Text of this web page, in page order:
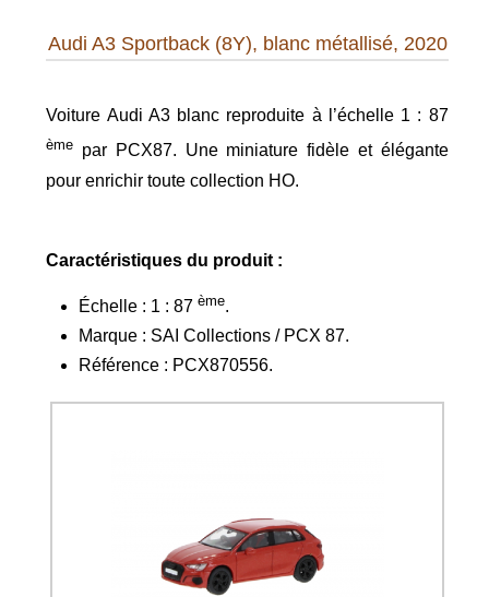
Audi A3 Sportback (8Y), blanc métallisé, 2020
Voiture Audi A3 blanc reproduite à l’échelle 1 : 87
ème par PCX87. Une miniature fidèle et élégante
pour enrichir toute collection HO.
Caractéristiques du produit :
Échelle : 1 : 87ème.
Marque : SAI Collections / PCX 87.
Référence : PCX870556.